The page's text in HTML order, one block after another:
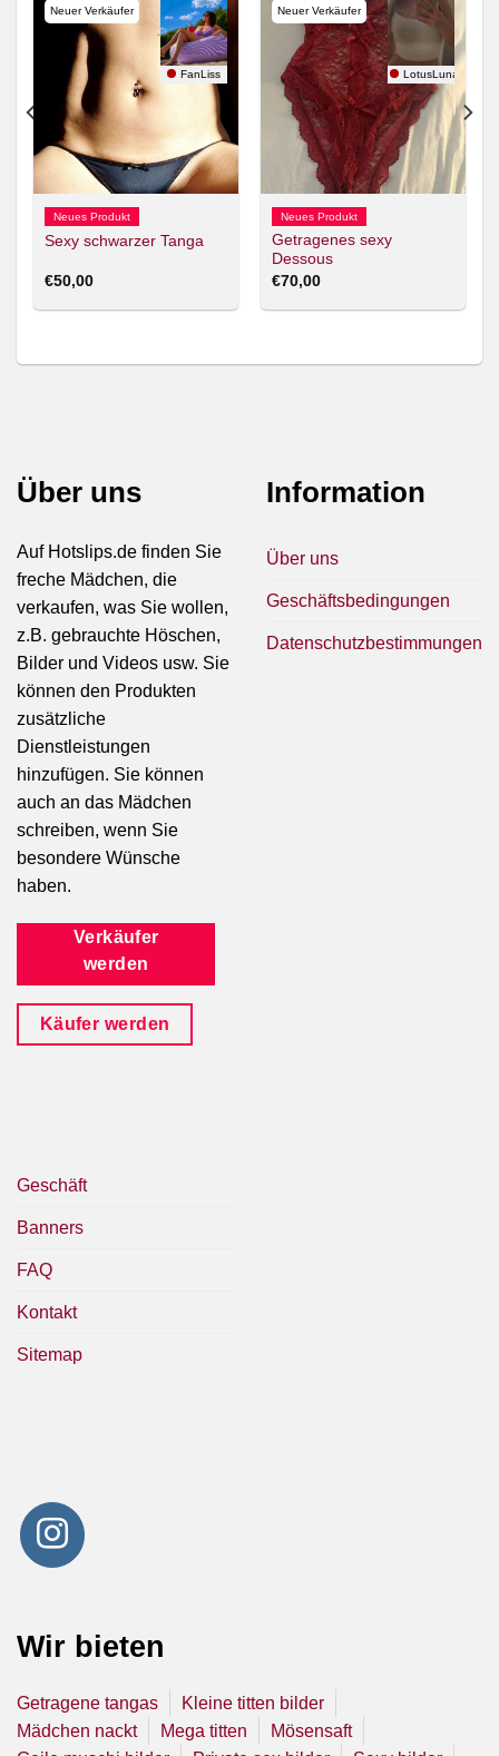
Neuer Verkäufer
FanLiss
Neues Produkt
Sexy schwarzer Tanga
€50,00
Neuer Verkäufer
LotusLuna
Neues Produkt
Getragenes sexy
Dessous
€70,00
Über uns
Auf Hotslips.de finden Sie
freche Mädchen, die
verkaufen, was Sie wollen,
z.B. gebrauchte Höschen,
Bilder und Videos usw. Sie
können den Produkten
zusätzliche
Dienstleistungen
hinzufügen. Sie können
auch an das Mädchen
schreiben, wenn Sie
besondere Wünsche
haben.
Verkäufer
werden
Käufer werden
Information
Über uns
Geschäftsbedingungen
Datenschutzbestimmungen
Geschäft
Banners
FAQ
Kontakt
Sitemap
Wir bieten
Getragene tangas
Kleine titten bilder
Mädchen nackt
Mega titten
Mösensaft